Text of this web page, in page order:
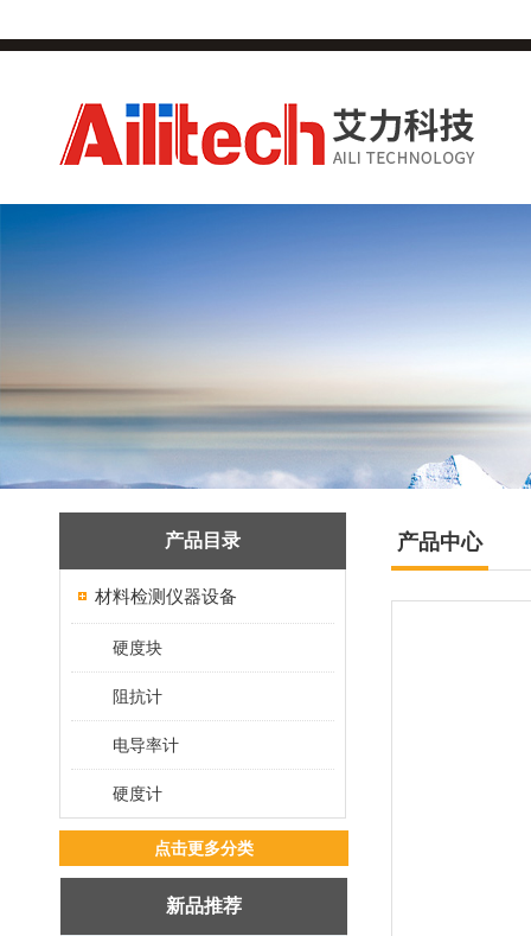
产品目录
材料检测仪器设备
硬度块
阻抗计
电导率计
硬度计
点击更多分类
新品推荐
产品中心